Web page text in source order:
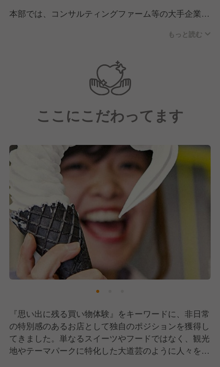
本部では、コンサルティングファーム等の大手企業で
者を筆頭に、カフェ/焼肉/菓子/中華など様々な飲食業
年齢層的にはアルバイトは10代～、社員は20～30代
が中心となっており、経験や能力に応じて若い方にも
積極的に重要ポジションをお任せしています。
もっと読む
ここにこだわってます
『思い出に残る買い物体験』をキーワードに、非日常
の特別感のあるお店として独自のポジションを獲得し
てきました。単なるスイーツやフードではなく、観光
地やテーマパークに特化した大道芸のように人々を楽